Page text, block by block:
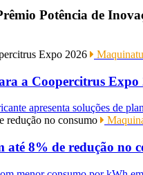
Potência de
a Coopercitrus Expo
apresenta soluções de
8% de redução no